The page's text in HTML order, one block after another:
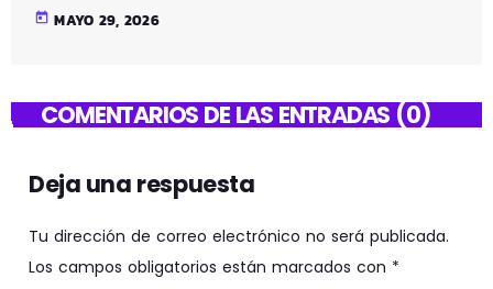
today MAYO 29, 2026
COMENTARIOS DE LAS ENTRADAS (0)
Deja una respuesta
Tu dirección de correo electrónico no será publicada.
Los campos obligatorios están marcados con *